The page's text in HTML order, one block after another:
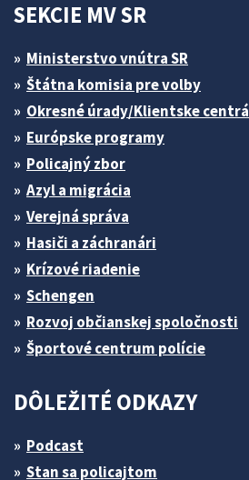
SEKCIE MV SR
Ministerstvo vnútra SR
Štátna komisia pre volby
Okresné úrady/Klientske centrá
Európske programy
Policajný zbor
Azyl a migrácia
Verejná správa
Hasiči a záchranári
Krízové riadenie
Schengen
Rozvoj občianskej spoločnosti
Športové centrum polície
DÔLEŽITÉ ODKAZY
Podcast
Stan sa policajtom